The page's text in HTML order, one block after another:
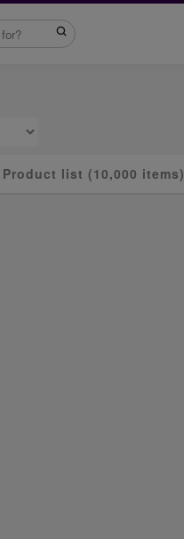
Product list (10,000 items)